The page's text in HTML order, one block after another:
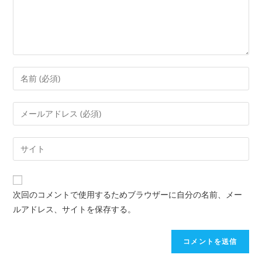
次回のコメントで使用するためブラウザーに自分の名前、メー
ルアドレス、サイトを保存する。